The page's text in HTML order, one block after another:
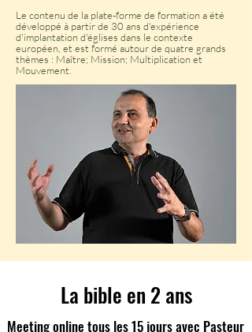
Le contenu de la plate-forme de formation a été
développé à partir de 30 ans d'expérience
d'implantation d'églises dans le contexte
européen, et est formé autour de quatre grands
thèmes : Maître; Mission; Multiplication et
Mouvement.
La bible en 2 ans
Meeting online tous les 15 jours avec Pasteur